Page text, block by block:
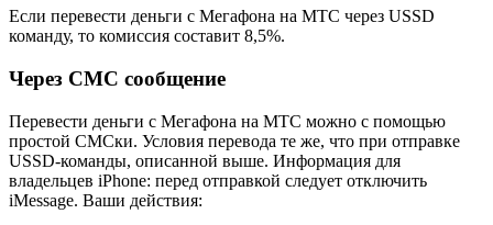
Если перевести деньги с Мегафона на МТС через USSD
команду, то комиссия составит 8,5%.
Через СМС сообщение
Перевести деньги с Мегафона на МТС можно с помощью
простой СМСки. Условия перевода те же, что при отправке
USSD-команды, описанной выше. Информация для
владельцев iPhone: перед отправкой следует отключить
iMessage. Ваши действия: